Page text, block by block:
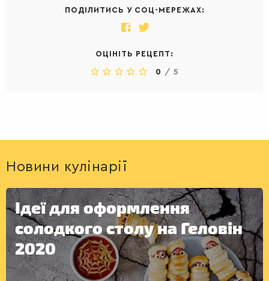
ПОДІЛИТИСЬ У СОЦ-МЕРЕЖАХ:
ОЦІНІТЬ РЕЦЕПТ:
0 / 5
Новини кулінарії
Ідеї для оформлення
солодкого столу на Геловін
2020